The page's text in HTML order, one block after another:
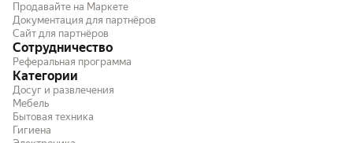
Продавайте на Маркете
Документация для партнёров
Сайт для партнёров
Сотрудничество
Реферальная программа
Категории
Досуг и развлечения
Мебель
Бытовая техника
Гигиена